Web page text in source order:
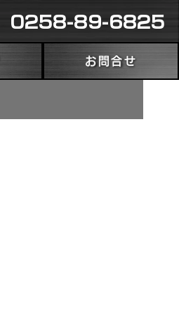
0258-89-6825
お問合せ